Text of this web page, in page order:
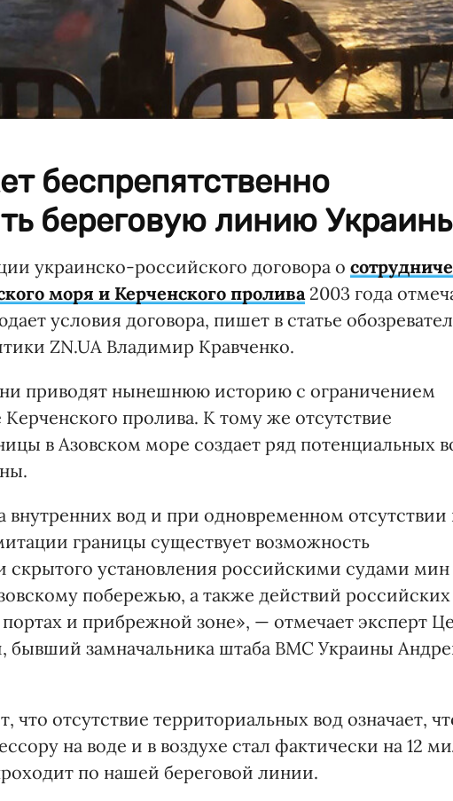
беспрепятственно
береговую линию
украинско-российского договора о
моря и Керченского пролива 2003 года
условия договора, пишет в статье
ZN.UA Владимир Кравченко.
приводят нынешнюю историю с ограничением
Керченского пролива. К тому же отсутствие
в Азовском море создает ряд потенциальных
внутренних вод и при одновременном отсутствии
границы существует возможность
скрытого установления российскими судами мин
побережью, а также действий
и прибрежной зоне», — отмечает эксперт
бывший замначальника штаба ВМС Украины
что отсутствие территориальных вод означает,
на воде и в воздухе стал фактически на 12
по нашей береговой линии.